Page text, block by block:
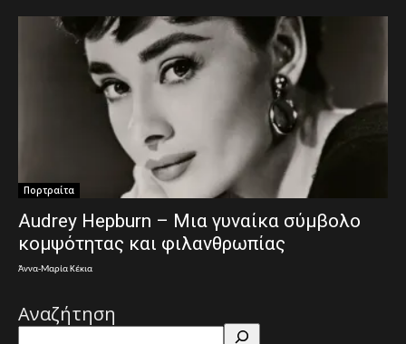
Πορτραίτα
Audrey Hepburn – Μια γυναίκα σύμβολο
κομψότητας και φιλανθρωπίας
Άννα-Μαρία Κέκια
Αναζήτηση